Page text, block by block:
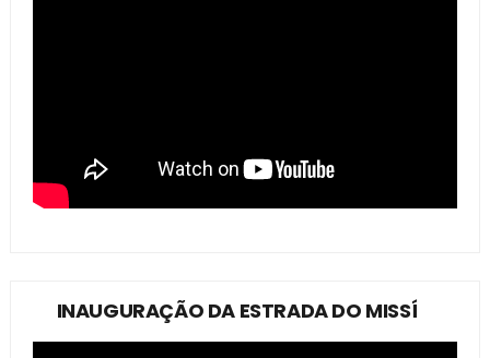
INAUGURAÇÃO DA ESTRADA DO MISSÍ